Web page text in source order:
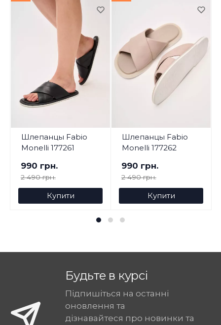
Шлепанцы Fabio
Monelli 177261
990 грн.
2 490 грн.
Купити
Шлепанцы Fabio
Monelli 177262
990 грн.
2 490 грн.
Купити
Будьте в курсі
Підпишіться на останні
оновлення та
дізнавайтеся про новинки та